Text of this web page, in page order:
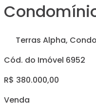
Terras Alpha,
Cód. do Imóvel 6952
R$ 380.000,00
Venda